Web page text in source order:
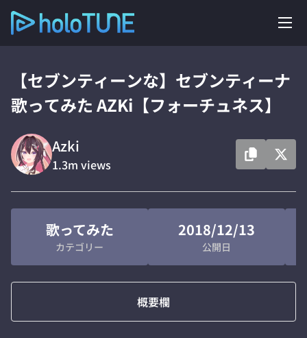
【セブンティーンな】セブンティーナ
歌ってみた AZKi【フォーチュネス】
Azki
1.3m views
歌ってみた
カテゴリー
2018/12/13
公開日
概要欄